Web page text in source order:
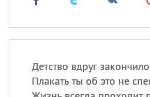
Детство вдруг
Плакать ты об это не